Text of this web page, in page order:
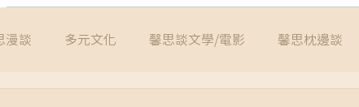
漫談 多元文化 馨思談文學/電影 馨思枕邊談